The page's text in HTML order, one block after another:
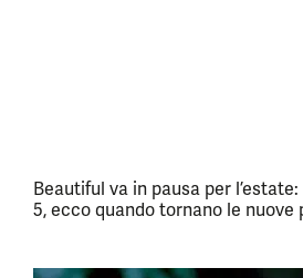
Beautiful va in pausa per
5, ecco quando tornano le nuove